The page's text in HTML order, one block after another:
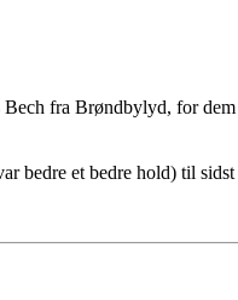
fra Brøndbylyd, for
bedre et bedre hold) til